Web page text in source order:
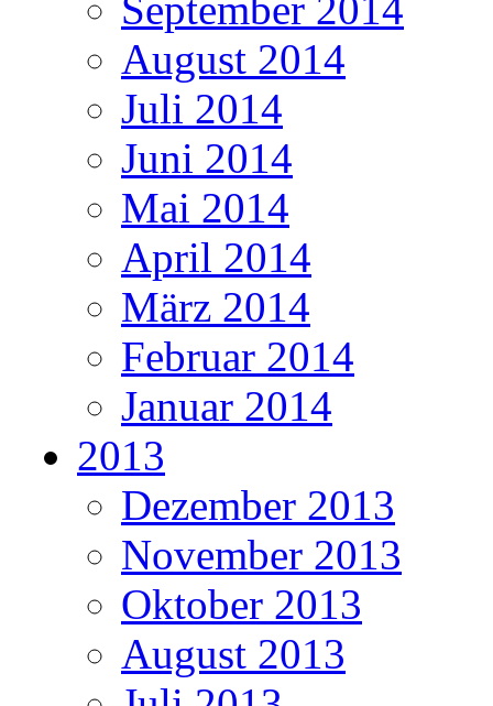
September 2014
August 2014
Juli 2014
Juni 2014
Mai 2014
April 2014
März 2014
Februar 2014
Januar 2014
2013
Dezember 2013
November 2013
Oktober 2013
August 2013